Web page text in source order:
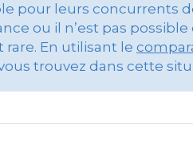
pour leurs concurrents
ou il n’est pas
En utilisant le
trouvez dans cette